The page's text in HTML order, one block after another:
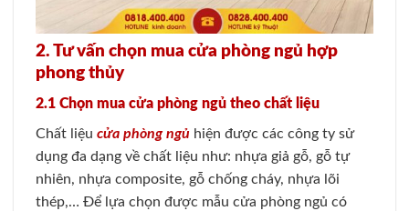
2. Tư vấn chọn mua cửa phòng ngủ hợp
phong thủy
2.1 Chọn mua cửa phòng ngủ theo chất liệu
Chất liệu cửa phòng ngủ hiện được các công ty sử
dụng đa dạng về chất liệu như: nhựa giả gỗ, gỗ tự
nhiên, nhựa composite, gỗ chống cháy, nhựa lõi
thép,… Để lựa chọn được mẫu cửa phòng ngủ có